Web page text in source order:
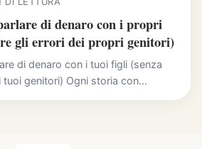
di denaro con i propri
gli errori dei propri genitori)
di denaro con i tuoi figli (senza
tuoi genitori) Ogni storia con...